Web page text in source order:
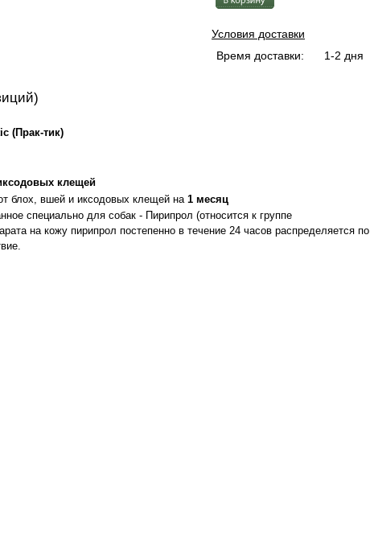
Условия доставки
Время доставки:
1-2 дня
(Прак-тик)
клещей
блох, вшей и иксодовых клещей на1 месяц
специально для собак - Пирипрол (относится к группе
на кожу пирипрол постепенно в течение 24 часов распределяется по